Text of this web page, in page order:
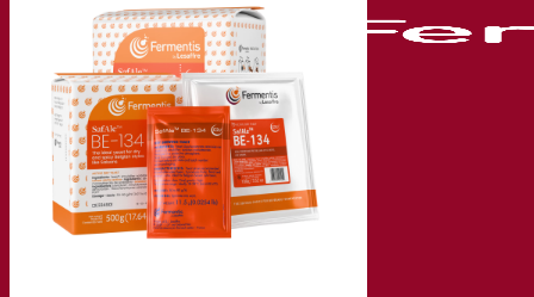
我们的公司
关于我们
发酵专家
Fermentis 园区